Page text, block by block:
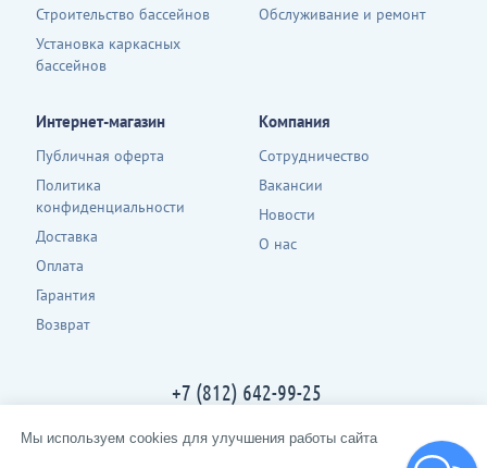
+7 (812) 642-99-25
Контакты
Строительство бассейнов
Установка каркасных
бассейнов
Обслуживание и ремонт
Интернет-магазин
Публичная оферта
Политика
конфиденциальности
Доставка
Оплата
Гарантия
Возврат
Компания
Сотрудничество
Вакансии
Новости
О нас
Мы используем cookies для улучшения работы сайта